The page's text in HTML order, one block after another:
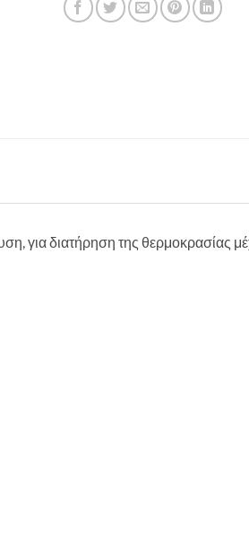
για διατήρηση της θερμοκρασίας